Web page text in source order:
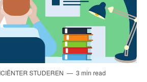
STUDEREN 3 min read